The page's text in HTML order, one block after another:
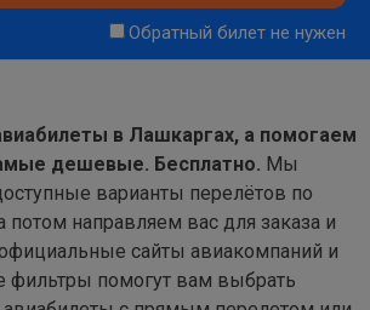
Обратный билет не нужен
в Лашкаргах, а помогаем
дешевые. Бесплатно. Мы
варианты перелётов по
потом направляем вас для заказа и
сайты авиакомпаний и
фильтры помогут вам выбрать